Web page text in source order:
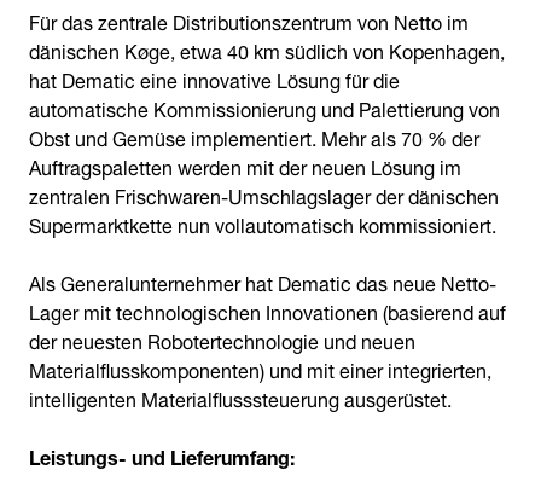
Für das zentrale Distributionszentrum von Netto im
dänischen Køge, etwa 40 km südlich von Kopenhagen,
hat Dematic eine innovative Lösung für die
automatische Kommissionierung und Palettierung von
Obst und Gemüse implementiert. Mehr als 70 % der
Auftragspaletten werden mit der neuen Lösung im
zentralen Frischwaren-Umschlagslager der dänischen
Supermarktkette nun vollautomatisch kommissioniert.
Als Generalunternehmer hat Dematic das neue Netto-
Lager mit technologischen Innovationen (basierend auf
der neuesten Robotertechnologie und neuen
Materialflusskomponenten) und mit einer integrierten,
intelligenten Materialflusssteuerung ausgerüstet.
Leistungs- und Lieferumfang: